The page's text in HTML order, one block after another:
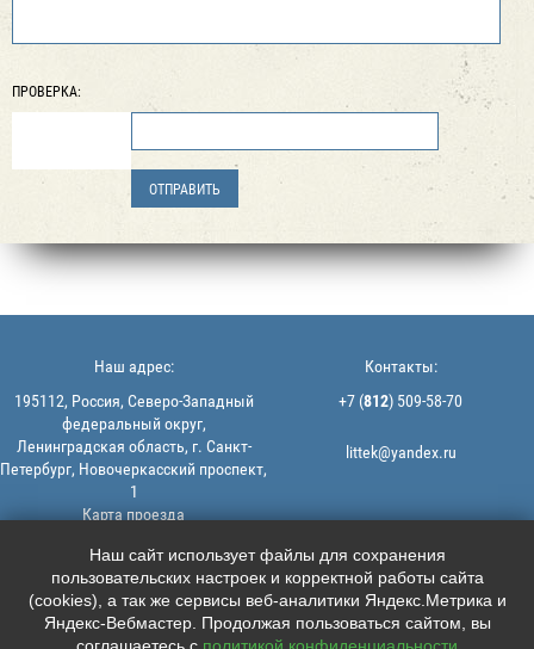
ПРОВЕРКА:
© 2013-2026 | ООО "ЛИТТЕК" -
производство и продажа РТИ
ИНН: 7806523560 | ОГРН:
1147847126162
Политика конфиденциальности |
Наш адрес:
195112, Россия, Северо-Западный
федеральный округ,
Ленинградская область, г. Санкт-
Петербург, Новочеркасский проспект,
1
Карта проезда
Контакты:
+7 (812) 509-58-70
littek@yandex.ru
Мы в соцсетях:
    
Наш сайт использует файлы для сохранения
пользовательских настроек и корректной работы сайта
(cookies), а так же сервисы веб-аналитики Яндекс.Метрика и
Яндекс-Вебмастер. Продолжая пользоваться сайтом, вы